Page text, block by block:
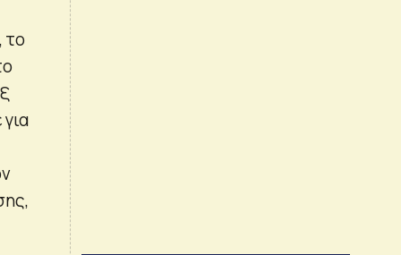
το